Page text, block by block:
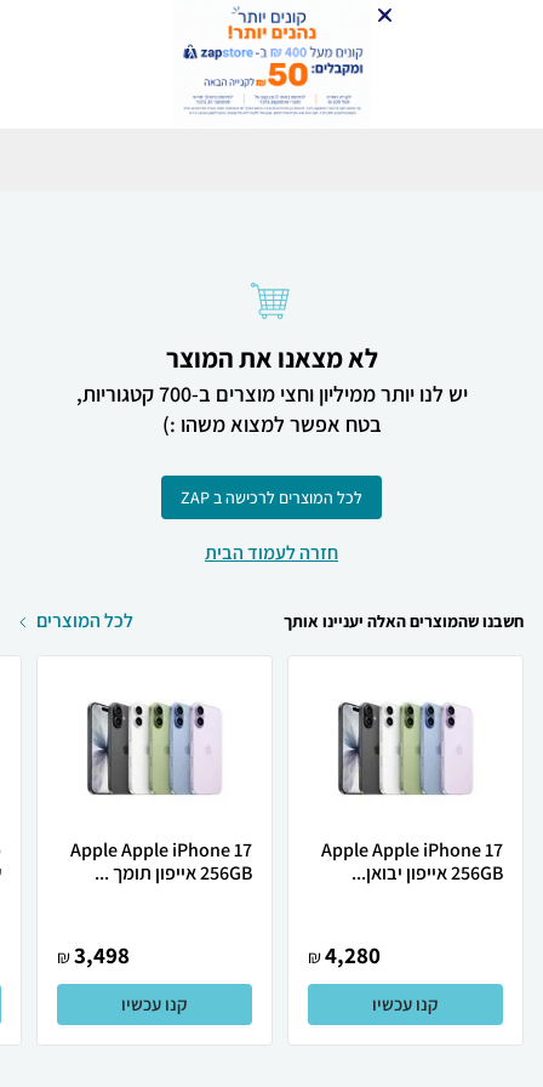
לא מצאנו את המוצר
יש לנו יותר ממיליון וחצי מוצרים ב-700 קטגוריות,
בטח אפשר למצוא משהו :)
לכל המוצרים לרכישה ב ZAP
חזרה לעמוד הבית
חשבנו שהמוצרים האלה יעניינו אותך לכל המוצרים
Apple Apple iPhone 17
256GB אייפון יבואן...
4,280
₪
קנו עכשיו
Apple Apple iPhone 17
256GB אייפון תומך ...
3,498
₪
קנו עכשיו